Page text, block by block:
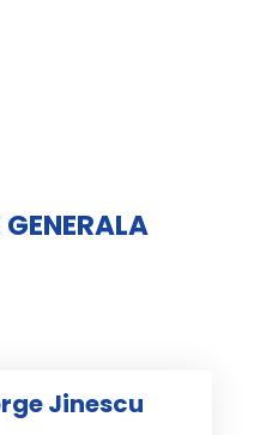
Jinescu